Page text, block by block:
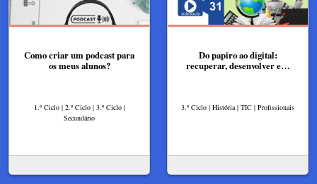
Como criar um podcast para
os meus alunos?
1.º Ciclo | 2.º Ciclo | 3.º Ciclo |
Secundário
Do papiro ao digital:
recuperar, desenvolver e…
3.º Ciclo | História | TIC | Profissionais